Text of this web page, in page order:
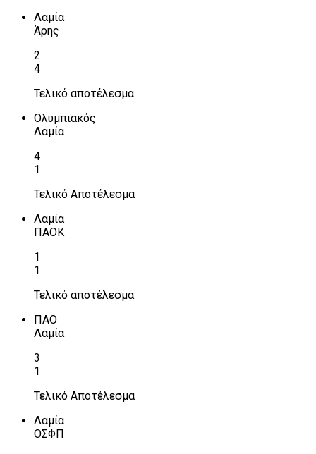
Λαμία
Άρης
2
4
Τελικό αποτέλεσμα
Ολυμπιακός
Λαμία
4
1
Τελικό Αποτέλεσμα
Λαμία
ΠΑΟΚ
1
1
Τελικό αποτέλεσμα
ΠΑΟ
Λαμία
3
1
Τελικό Αποτέλεσμα
Λαμία
ΟΣΦΠ